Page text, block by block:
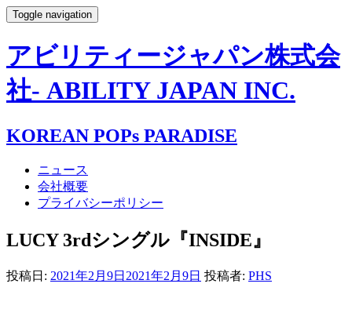
Toggle navigation
アビリティージャパン株式会
社- ABILITY JAPAN INC.
KOREAN POPs PARADISE
ニュース
会社概要
プライバシーポリシー
LUCY 3rdシングル『INSIDE』
投稿日: 2021年2月9日 2021年2月9日 投稿者: PHS